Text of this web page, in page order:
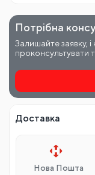
Потрібна
Залишайте заявку,
проконсультувати
Доставка
Нова Пошта